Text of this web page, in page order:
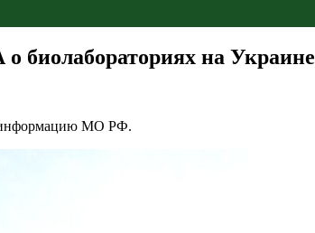
биолабораториях на Украине
информацию МО РФ.